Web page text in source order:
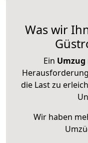
Was wir
Ein Umzug
die Last zu
Wir haben